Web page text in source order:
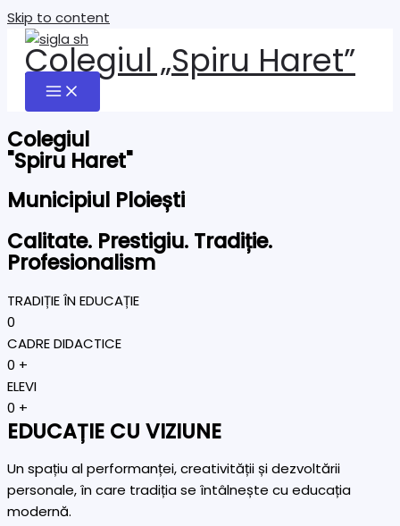
Skip to content
Colegiul „Spiru Haret”
Colegiul
"Spiru Haret"
Municipiul Ploiești
Calitate. Prestigiu. Tradiție.
Profesionalism
TRADIȚIE ÎN EDUCAȚIE
0
CADRE DIDACTICE
0 +
ELEVI
0 +
EDUCAȚIE CU VIZIUNE
Un spațiu al performanței, creativității și dezvoltării
personale, în care tradiția se întâlnește cu educația
modernă.